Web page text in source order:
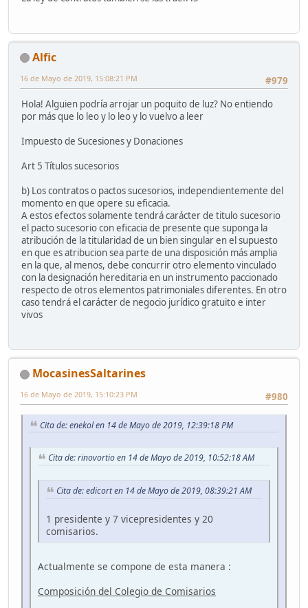
Alfic
#979
16 de Mayo de 2019, 15:08:21 PM
Hola! Alguien podría arrojar un poquito de luz? No entiendo
por más que lo leo y lo leo y lo vuelvo a leer
Impuesto de Sucesiones y Donaciones
Art 5 Títulos sucesorios
b) Los contratos o pactos sucesorios, independientemente del
momento en que opere su eficacia.
A estos efectos solamente tendrá carácter de titulo sucesorio
el pacto sucesorio con eficacia de presente que suponga la
atribución de la titularidad de un bien singular en el supuesto
en que es atribucion sea parte de una disposición más amplia
en la que, al menos, debe concurrir otro elemento vinculado
con la designación hereditaria en un instrumento paccionado
respecto de otros elementos patrimoniales diferentes. En otro
caso tendrá el carácter de negocio jurídico gratuito e inter
vivos
MocasinesSaltarines
#980
16 de Mayo de 2019, 15:10:23 PM
Cita de: enekol en 14 de Mayo de 2019, 12:39:18 PM
Cita de: rinovortio en 14 de Mayo de 2019, 10:52:18 AM
Cita de: edicort en 14 de Mayo de 2019, 08:39:21 AM
1 presidente y 7 vicepresidentes y 20
comisarios.
Actualmente se compone de esta manera :
Composición del Colegio de Comisarios